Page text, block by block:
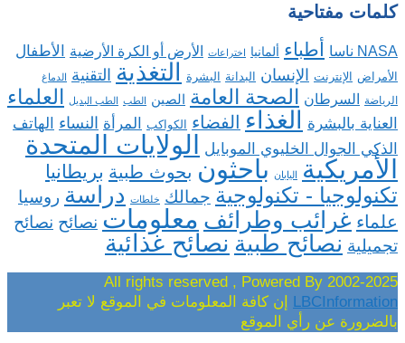
كلمات مفتاحية
NASA ناسا أطباء ألمانيا اختراعات الأرض أو الكرة الأرضية الأطفال
الأمراض الإنترنت الإنسان البدانة البشرة التغذية التقنية الدماغ
الرياضة السرطان الصحة العامة الصين الطب الطب البديل العلماء
العناية بالبشرة الغذاء الفضاء الكواكب المرأة النساء
الهاتف
الذكي الجوال الخليوي الموبايل
الولايات المتحدة
الأمريكية
اليابان باحثون بحوث طبية بريطانيا
تكنولوجيا - تكنولوجية جمالك خلطات دراسة روسيا
علماء غرائب وطرائف معلومات نصائح نصائح
تجميلية نصائح طبية نصائح غذائية
2002-2025 All rights reserved , Powered By
LBCInformation إن كافة المعلومات في الموقع لا تعبر
بالضرورة عن رأي الموقع